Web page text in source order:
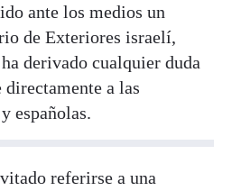
ante los medios un
de Exteriores israelí,
derivado cualquier duda
directamente a las
españolas.
referirse a una